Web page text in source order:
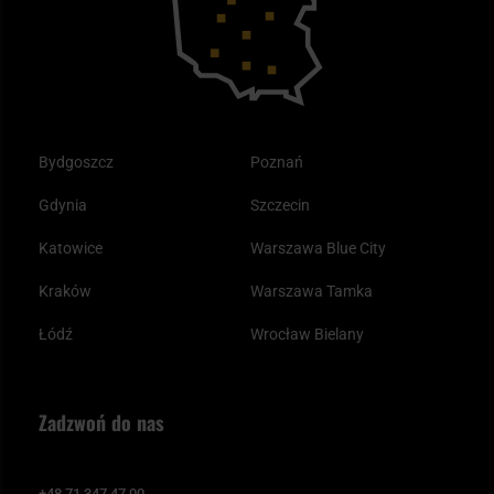
Bydgoszcz
Gdynia
Katowice
Kraków
Łódź
Poznań
Szczecin
Warszawa Blue City
Warszawa Tamka
Wrocław Bielany
Zadzwoń do nas